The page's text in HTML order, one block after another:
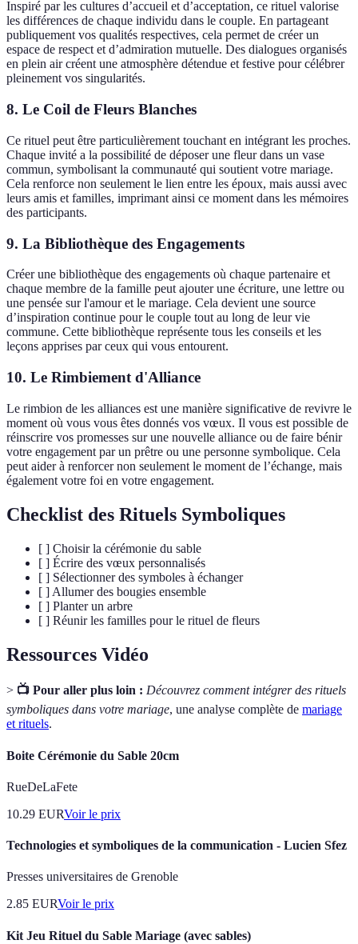
Inspiré par les cultures d’accueil et d’acceptation, ce rituel valorise
les différences de chaque individu dans le couple. En partageant
publiquement vos qualités respectives, cela permet de créer un
espace de respect et d’admiration mutuelle. Des dialogues organisés
en plein air créent une atmosphère détendue et festive pour célébrer
pleinement vos singularités.
8. Le Coil de Fleurs Blanches
Ce rituel peut être particulièrement touchant en intégrant les proches.
Chaque invité a la possibilité de déposer une fleur dans un vase
commun, symbolisant la communauté qui soutient votre mariage.
Cela renforce non seulement le lien entre les époux, mais aussi avec
leurs amis et familles, imprimant ainsi ce moment dans les mémoires
des participants.
9. La Bibliothèque des Engagements
Créer une bibliothèque des engagements où chaque partenaire et
chaque membre de la famille peut ajouter une écriture, une lettre ou
une pensée sur l'amour et le mariage. Cela devient une source
d’inspiration continue pour le couple tout au long de leur vie
commune. Cette bibliothèque représente tous les conseils et les
leçons apprises par ceux qui vous entourent.
10. Le Rimbiement d'Alliance
Le rimbion de les alliances est une manière significative de revivre le
moment où vous vous êtes donnés vos vœux. Il vous est possible de
réinscrire vos promesses sur une nouvelle alliance ou de faire bénir
votre engagement par un prêtre ou une personne symbolique. Cela
peut aider à renforcer non seulement le moment de l’échange, mais
également votre foi en votre engagement.
Checklist des Rituels Symboliques
[ ] Choisir la cérémonie du sable
[ ] Écrire des vœux personnalisés
[ ] Sélectionner des symboles à échanger
[ ] Allumer des bougies ensemble
[ ] Planter un arbre
[ ] Réunir les familles pour le rituel de fleurs
Ressources Vidéo
> 📺 Pour aller plus loin : Découvrez comment intégrer des rituels
symboliques dans votre mariage, une analyse complète de mariage
et rituels.
Boite Cérémonie du Sable 20cm
RueDeLaFete
10.29 EURVoir le prix
Technologies et symboliques de la communication - Lucien Sfez
Presses universitaires de Grenoble
2.85 EURVoir le prix
Kit Jeu Rituel du Sable Mariage (avec sables)